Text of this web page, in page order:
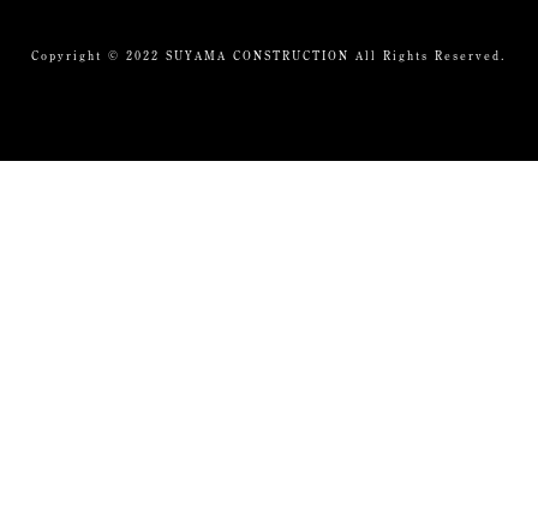
Copyright © 2022 SUYAMA CONSTRUCTION All Rights Reserved.